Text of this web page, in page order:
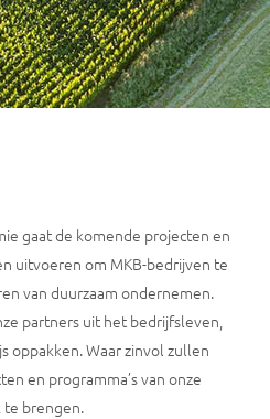
gaat de komende projecten en
uitvoeren om MKB-bedrijven te
van duurzaam ondernemen.
partners uit het bedrijfsleven,
oppakken. Waar zinvol zullen
en programma’s van onze
te brengen.